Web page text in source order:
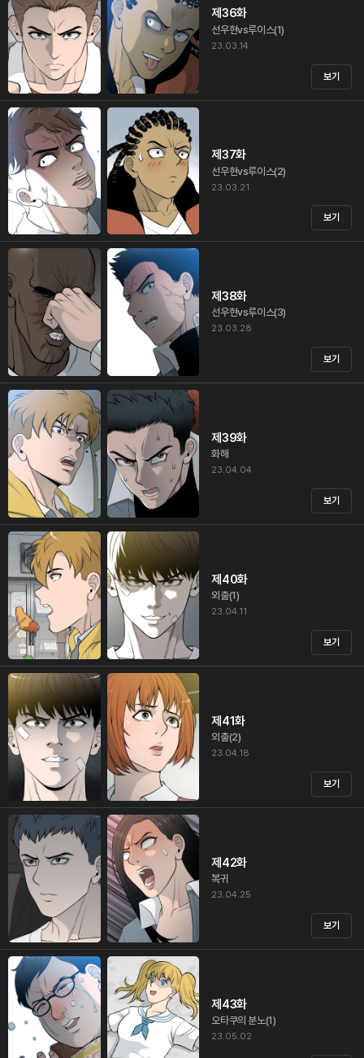
제36화
선우현vs루이스(1)
23.03.14
보기
제37화
선우현vs루이스(2)
23.03.21
보기
제38화
선우현vs루이스(3)
23.03.28
보기
제39화
화해
23.04.04
보기
제40화
외출(1)
23.04.11
보기
제41화
외출(2)
23.04.18
보기
제42화
복귀
23.04.25
보기
제43화
오타쿠의 분노(1)
23.05.02